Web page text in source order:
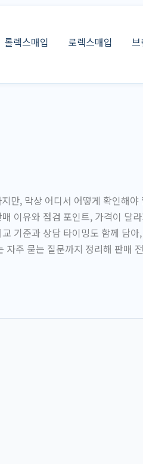
롤렉스매입 로렉스매입
만, 막상 어디서 어떻게 확인해야
이유와 점검 포인트, 가격이 달
기준과 상담 타이밍도 함께 담아
주 묻는 질문까지 정리해 판매